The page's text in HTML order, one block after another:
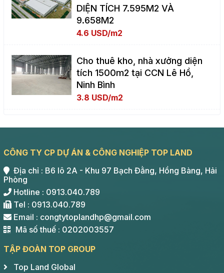
DIỆN TÍCH 7.595M2 VÀ
9.658M2
4.6 USD/m2
Cho thuê kho, nhà xưởng diện
tích 1500m2 tại CCN Lê Hồ,
Ninh Bình
3.8 USD/m2
CÔNG TY CP DỰ ÁN & CÔNG NGHIỆP TOP LAND
Địa chỉ : B6 lô 2A - Khu 97 Bạch Đằng, Hồng Bàng, Hải
Phòng
Hotline : 0913.040.789
Tel : 0913.040.789
Email : congtytoplandhp@gmail.com
Mã số thuế : 0202003557
TẬP ĐOÀN TOP GROUP
Top Land Global